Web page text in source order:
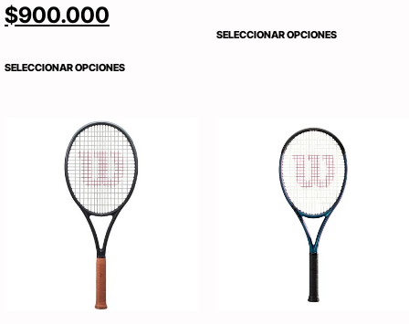
$900.000
SELECCIONAR OPCIONES
SELECCIONAR OPCIONES